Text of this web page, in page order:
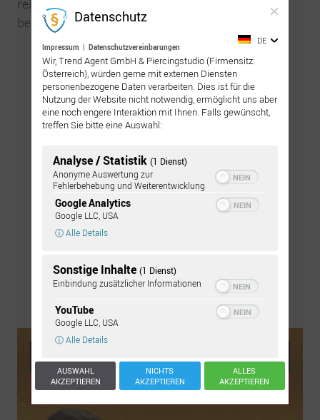
reinigen und danach mit ProntoLind-Gel zu
bestreichen.
Zur GRATIS Pflegeanleitung
Datenschutz
Impressum | Datenschutzvereinbarungen
DE
Wir, Trend Agent GmbH & Piercingstudio (Firmensitz:
Österreich), würden gerne mit externen Diensten
personenbezogene Daten verarbeiten. Dies ist für die
Nutzung der Website nicht notwendig, ermöglicht uns aber
eine noch engere Interaktion mit Ihnen. Falls gewünscht,
treffen Sie bitte eine Auswahl:
Analyse / Statistik (1 Dienst)
Anonyme Auswertung zur
Fehlerbehebung und Weiterentwicklung
Google Analytics
Google LLC, USA
ⓘ Alle Details
Sonstige Inhalte (1 Dienst)
Einbindung zusätzlicher Informationen
YouTube
Google LLC, USA
ⓘ Alle Details
AUSWAHL
AKZEPTIEREN
NICHTS
AKZEPTIEREN
ALLES
AKZEPTIEREN